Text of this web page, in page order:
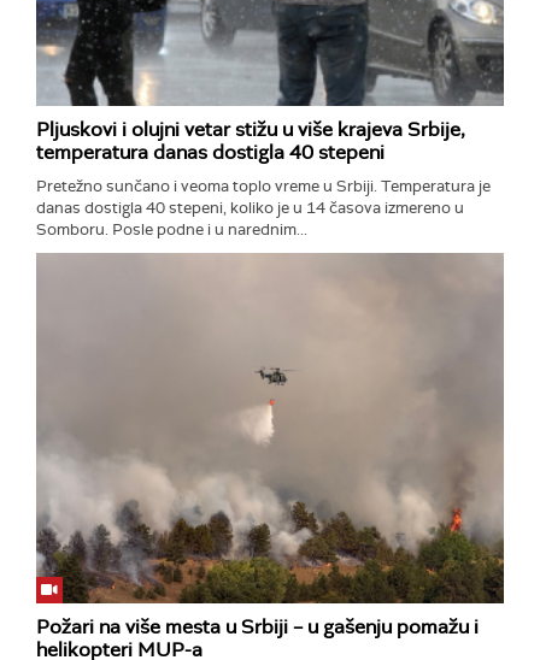
Pljuskovi i olujni vetar stižu u više krajeva Srbije,
temperatura danas dostigla 40 stepeni
Pretežno sunčano i veoma toplo vreme u Srbiji. Temperatura je
danas dostigla 40 stepeni, koliko je u 14 časova izmereno u
Somboru. Posle podne i u narednim...
Požari na više mesta u Srbiji – u gašenju pomažu i
helikopteri MUP-a